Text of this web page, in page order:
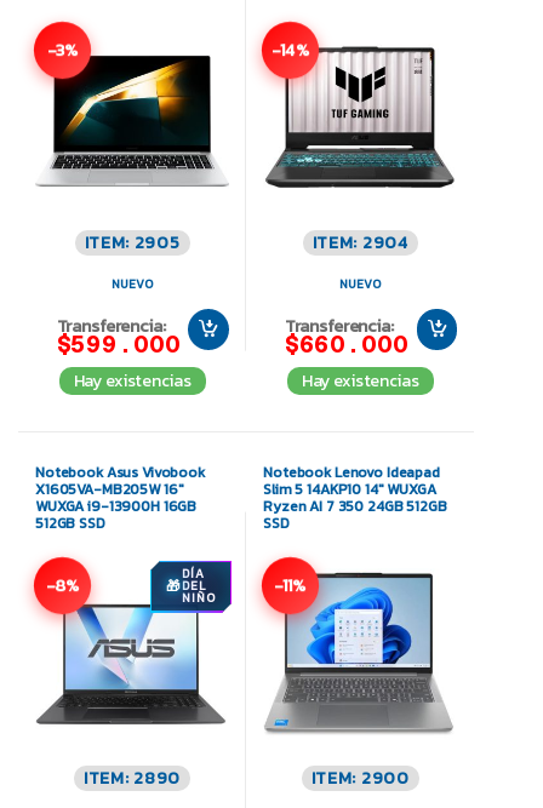
-3%
ITEM: 2905
NUEVO
Transferencia:
$599.000
Hay existencias
-14%
ITEM: 2904
NUEVO
Transferencia:
$660.000
Hay existencias
Notebook Asus Vivobook
X1605VA-MB205W 16″
WUXGA i9-13900H 16GB
512GB SSD
-8% DÍA
DEL
NIÑO
ITEM: 2890
Notebook Lenovo Ideapad
Slim 5 14AKP10 14″ WUXGA
Ryzen AI 7 350 24GB 512GB
SSD
-11%
ITEM: 2900